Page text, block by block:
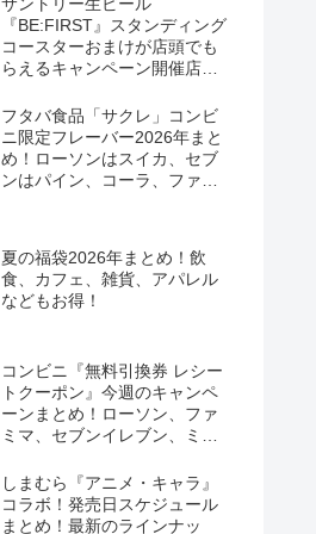
『BE:FIRST』スタンディング
コースターおまけが店頭でも
らえるキャンペーン開催店は
定で6種類！見分け方！セブ
ン、ファミマ、ローソン、デ
イリーヤマザキ、ミニストッ
プなどで！クーラーバッグ
フタバ食品「サクレ」コンビ
ニ限定フレーバー2026年まと
め！ローソンはスイカ、セブ
ンはパイン、コーラ、ファミ
夏の福袋2026年まとめ！飲
食、カフェ、雑貨、アパレル
などもお得！
コンビニ『無料引換券 レシー
トクーポン』今週のキャンペ
ーンまとめ！ローソン、ファ
ミマ、セブンイレブン、ミニ
しまむら『アニメ・キャラ』
コラボ！発売日スケジュール
まとめ！最新のラインナッ